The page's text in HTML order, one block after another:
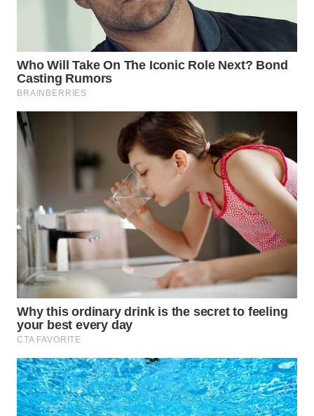
WN
KUNINGAN
WN
MAJALENGKA
WN
SUKABUMI
WN
PURWAKARTA
WN
PRIANGAN
WN
SEMARANG